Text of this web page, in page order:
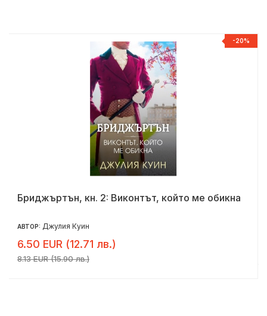
-20%
Бриджъртън, кн. 2: Виконтът, който ме обикна
АВТОР: Джулия Куин
6.50 EUR (12.71 лв.)
8.13 EUR (15.90 лв.)